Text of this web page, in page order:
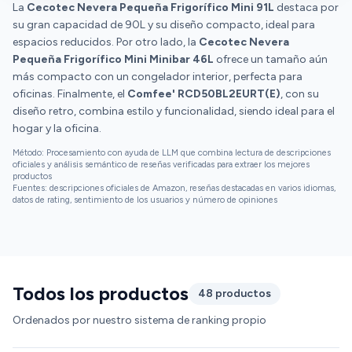
muy silenciosa, apenas se nota que está
funcionando y no produce ninguna molestia ni
estando pegado a ella. Energéticamente tiene una
calificación E, es eficiente y consume relativamente
poco.
También viene con una caja enfriadora rápida, ideal
para enfriar bebidas en poco tiempo. Eso sí, no dejes
nada ahí más de dos horas porque podría
congelarse. Además, cuenta con tecnología
antibacteriana, lo cual ayuda a eliminar bacterias y a
conservar mejor la frescura y calidad de tus
alimentos. ¡Un detalle que se agradece! También
incluye iluminación LED interior, que no solo
consume menos energía, sino que te permite ver
todo lo que hay dentro de forma clara y cómoda. El
termostato ajustable (de 1 °C a 10 °C) te da control
total sobre la temperatura, lo cual está genial para
lo vintage y quieres algo con buen espacio y
tecnología moderna, esta es una opción súper
recomendable.
La Cecotec Nevera Pequeña Frigorífico Mini 91L destaca por
su gran capacidad de 90L y su diseño compacto, ideal para
espacios reducidos. Por otro lado, la Cecotec Nevera
Pequeña Frigorífico Mini Minibar 46L ofrece un tamaño aún
más compacto con un congelador interior, perfecta para
oficinas. Finalmente, el Comfee' RCD50BL2EURT(E), con su
diseño retro, combina estilo y funcionalidad, siendo ideal para el
hogar y la oficina.
Método: Procesamiento con ayuda de LLM que combina lectura de descripciones
oficiales y análisis semántico de reseñas verificadas para extraer los mejores
productos
Fuentes: descripciones oficiales de Amazon, reseñas destacadas en varios idiomas,
datos de rating, sentimiento de los usuarios y número de opiniones
Todos los productos
48 productos
Ordenados por nuestro sistema de ranking propio